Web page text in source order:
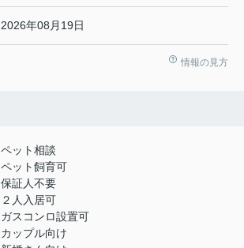
2026年08月19日
情報の見方
ペット相談
ペット飼育可
保証人不要
２人入居可
ガスコンロ設置可
カップル向け